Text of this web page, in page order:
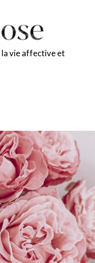
la vie affective et